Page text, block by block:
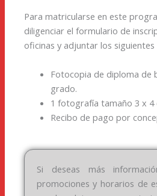
Para matricularse en este
diligenciar el formulario de
oficinas y adjuntar los
Fotocopia de diploma de
grado.
1 fotografía tamaño 3 x 4
Recibo de pago por
Si deseas más
promociones y horarios de